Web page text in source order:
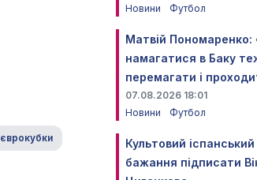
єврокубки
Новини
Футбол
Матвій Пономаренко:
намагатися в Баку
перемагати і
07.08.2026 18:01
Новини
Футбол
Культовий
бажання підписати